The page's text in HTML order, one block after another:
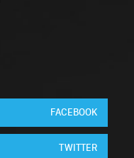
FACEBOOK
TWITTER